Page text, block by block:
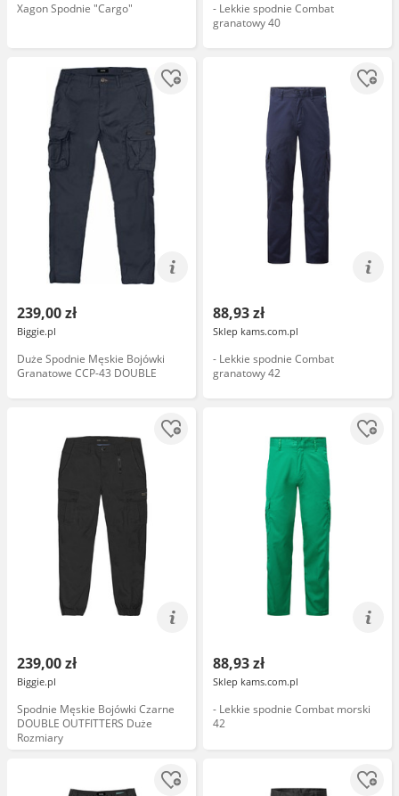
Xagon Spodnie "Cargo"
- Lekkie spodnie Combat
granatowy 40
239,00 zł
Biggie.pl
Duże Spodnie Męskie Bojówki
Granatowe CCP-43 DOUBLE
88,93 zł
Sklep kams.com.pl
- Lekkie spodnie Combat
granatowy 42
239,00 zł
Biggie.pl
Spodnie Męskie Bojówki Czarne
DOUBLE OUTFITTERS Duże
Rozmiary
88,93 zł
Sklep kams.com.pl
- Lekkie spodnie Combat morski
42